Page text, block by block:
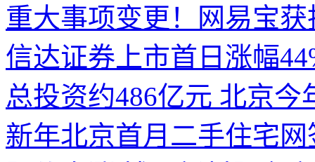
重大事项变更！网易宝
信达证券上市首日涨幅
总投资约486亿元 北京今
新年北京首月二手住宅